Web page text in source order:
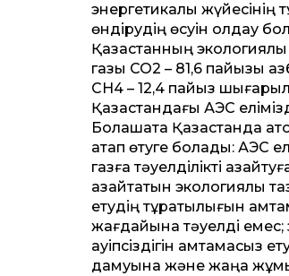
энергетикалық
өндірудің өсуін қолдау
Қазақстанның
газы CO2 – 81,6 пайызы
СН4 – 12,4 пайыз
Қазақстандағы АЭС
Болашақта Қазақстанда
атап өтуге болады: АЭС
газға тәуелділікті
азайтатын экологиялық
етудің тұрақтылығын
жағдайына тәуелді емес;
қауіпсіздігін қамтамасыз
дамуына және жаңа